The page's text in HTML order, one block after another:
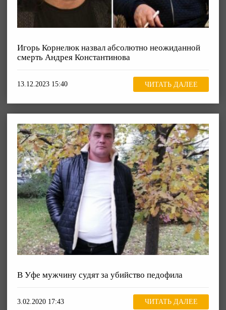
Игорь Корнелюк назвал абсолютно неожиданной
смерть Андрея Константинова
13.12.2023 15:40 ЧИТАТЬ ДАЛЕЕ
В Уфе мужчину судят за убийство педофила
3.02.2020 17:43 ЧИТАТЬ ДАЛЕЕ